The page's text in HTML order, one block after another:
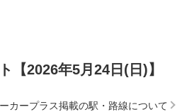
【2026年5月24日(日)】
カープラス掲載の駅・路線について